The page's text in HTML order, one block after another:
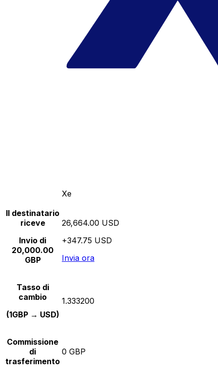
Xe
Il destinatario
riceve
Invio di
20,000.00
GBP
26,664.00 USD
+347.75 USD
Invia ora
Tasso di
cambio
(1GBP → USD)
1.333200
Commissione
di
trasferimento
0 GBP